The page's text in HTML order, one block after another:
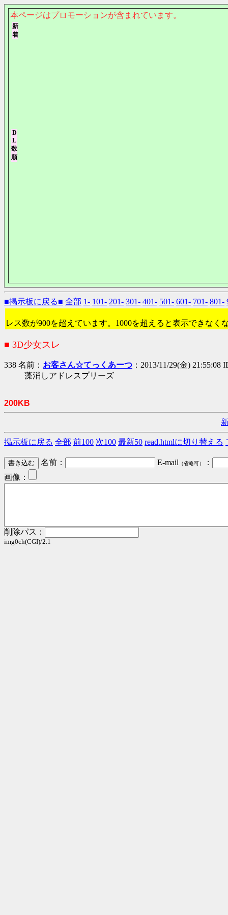
本ページはプロモーションが含まれています。
■掲示板に戻る■ 全部 1- 101- 201- 301- 401- 501- 601- 701- 801-
レス数が900を超えています。1000を超えると表示できなく
■ 3D少女スレ
338 名前： お客さん☆てっくあーつ ：2013/11/29(金) 21:55:08
藻消しアドレスプリーズ
200KB
掲示板に戻る 全部 前100 次100 最新50 read.htmlに切り替える
名前： E-mail （省略可）
：
画像：
削除パス：
img0ch(CGI)/2.1